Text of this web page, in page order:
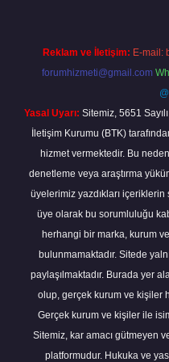
Reklam ve İletişim: E-mail:
forumhizmeti@gmail.com
Yasal Uyarı: Sitemiz, 5651
İletişim Kurumu (BTK)
hizmet vermektedir. Bu
denetleme veya araştırma
üyelerimiz yazdıkları
üye olarak bu sorumluluğu
herhangi bir marka, kurum
bulunmamaktadır. Sitede
paylaşılmaktadır. Burada yer
olup, gerçek kurum ve kişiler
Gerçek kurum ve kişiler ile
Sitemiz, kar amacı gütmeyen
platformudur. Hukuka ve